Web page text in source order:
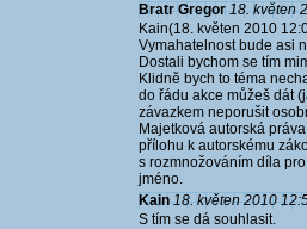
Bratr Gregor 18. květen
Kain(18. květen 2010
Vymahatelnost bude asi
Dostali bychom se tím
Klidně bych to téma
do řádu akce můžeš dát
závazkem neporušit
Majetková autorská
přílohu k autorskému
s rozmnožováním díla
jméno.
Kain 18. květen 2010
S tím se dá souhlasit.